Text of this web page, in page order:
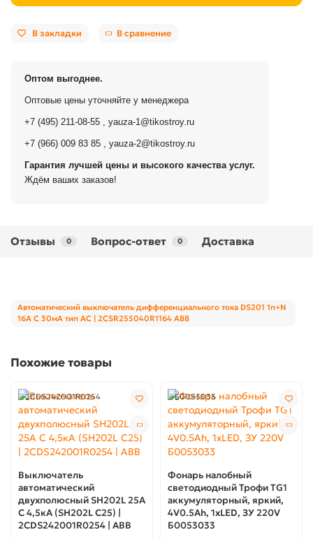
В закладки В сравнение
Оптом выгоднее.
Оптовые цены уточняйте у менеджера
+7 (495) 211-08-55 yauza-1@tikostroy.ru
+7 (966) 009 83 85 yauza-2@tikostroy.ru
Гарантия лучшей цены и высокого качества услуг.
Ждём ваших заказов!
Отзывы 0 Вопрос-ответ 0 Доставка
Автоматический выключатель дифференциального тока DS201 1п+N
16А C 30мА тип AC | 2CSR255040R1164 ABB
Похожие товары
2CDS242001R0254
Выключатель
автоматический
двухполюсный SH202L 25А
C 4,5кА (SH202L C25) |
2CDS242001R0254 | ABB
Б0053033
Фонарь налобный
светодиодный Трофи TG1
аккумуляторный, яркий,
4V0.5Ah, 1xLED, ЗУ 220V
Б0053033